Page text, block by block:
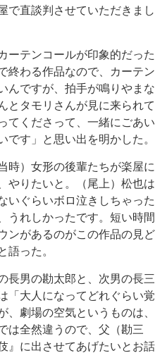
で直談判させていただきまし
テンコールが印象的だった
終わる作品なので、カーテン
んですが、拍手が鳴りやまな
とタモリさんが見に来られて
てくださって、一緒にごあい
です」と思い出を明かした。
）女形の後輩たちが楽屋に
やりたいと。（尾上）松也は
いぐらいボロ泣きしちゃった
うれしかったです。短い時間
ンがあるのがこの作品の見ど
語った。
長男の勘太郎と、次男の長三
「大人になってどれぐらい覚
、劇場の空気というものは、
は全然違うので、父（勘三
』に出させてあげたいとお話